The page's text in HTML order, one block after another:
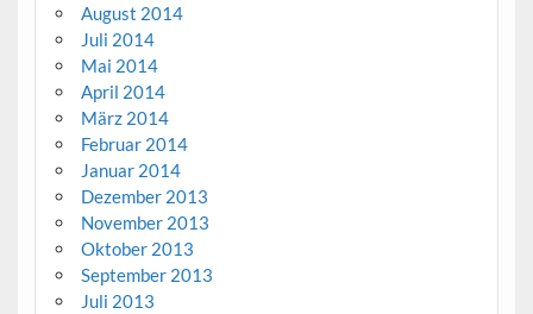
August 2014
Juli 2014
Mai 2014
April 2014
März 2014
Februar 2014
Januar 2014
Dezember 2013
November 2013
Oktober 2013
September 2013
Juli 2013